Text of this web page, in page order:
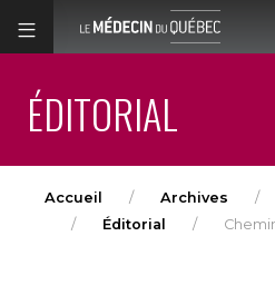
ÉDITORIAL
Accueil Archives
Éditorial